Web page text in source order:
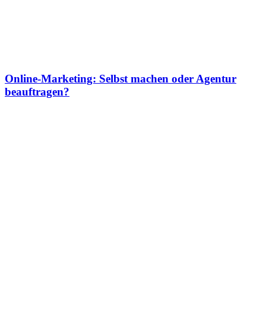
Online-Marketing: Selbst machen oder Agentur
beauftragen?